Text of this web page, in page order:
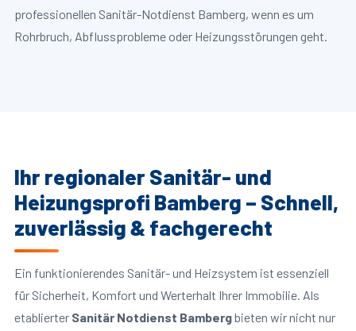
professionellen Sanitär-Notdienst Bamberg, wenn es um
Rohrbruch, Abflussprobleme oder Heizungsstörungen geht.
Ihr regionaler Sanitär- und
Heizungsprofi Bamberg – Schnell,
zuverlässig & fachgerecht
Ein funktionierendes Sanitär- und Heizsystem ist essenziell
für Sicherheit, Komfort und Werterhalt Ihrer Immobilie. Als
etablierter Sanitär Notdienst Bambergbieten wir nicht nur